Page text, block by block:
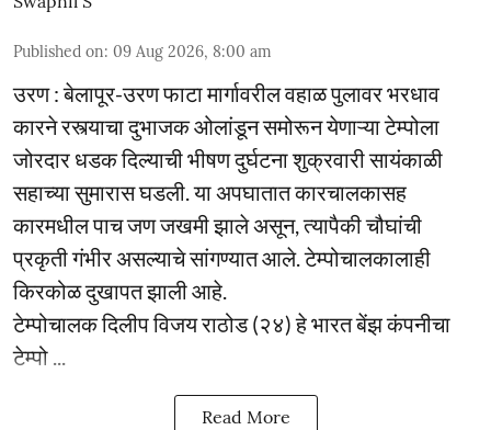
Published on: 09 Aug 2026, 8:00 am
उरण : बेलापूर-उरण फाटा मार्गावरील वहाळ पुलावर भरधाव
कारने रस्त्याचा दुभाजक ओलांडून समोरून येणाऱ्या टेम्पोला
जोरदार धडक दिल्याची भीषण दुर्घटना शुक्रवारी सायंकाळी
सहाच्या सुमारास घडली. या अपघातात कारचालकासह
कारमधील पाच जण जखमी झाले असून, त्यापैकी चौघांची
प्रकृती गंभीर असल्याचे सांगण्यात आले. टेम्पोचालकालाही
किरकोळ दुखापत झाली आहे.
टेम्पोचालक दिलीप विजय राठोड (२४) हे भारत बेंझ कंपनीचा
टेम्पो ...
Read More